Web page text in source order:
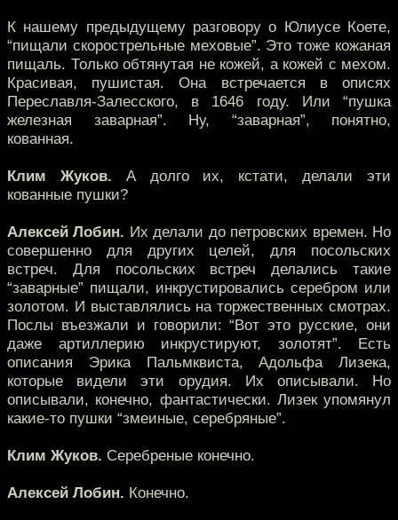
К нашему предыдущему разговору о Юлиусе Коете,
“пищали скорострельные меховые”. Это тоже кожаная
пищаль. Только обтянутая не кожей, а кожей с мехом.
Красивая, пушистая. Она встречается в описях
Переславля-Залесского, в 1646 году. Или “пушка
железная заварная”. Ну, “заварная”, понятно,
кованная.
Клим Жуков. А долго их, кстати, делали эти
кованные пушки?
Алексей Лобин. Их делали до петровских времен. Но
совершенно для других целей, для посольских
встреч. Для посольских встреч делались такие
“заварные” пищали, инкрустировались серебром или
золотом. И выставлялись на торжественных смотрах.
Послы въезжали и говорили: “Вот это русские, они
даже артиллерию инкрустируют, золотят”. Есть
описания Эрика Пальмквиста, Адольфа Лизека,
которые видели эти орудия. Их описывали. Но
описывали, конечно, фантастически. Лизек упомянул
какие-то пушки “змеиные, серебряные”.
Клим Жуков. Серебреные конечно.
Алексей Лобин. Конечно.